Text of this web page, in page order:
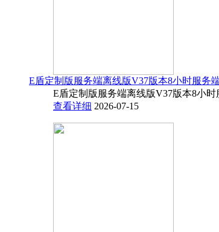
E盾定制版服务端离线版V37版本8小时服务
E盾定制版服务端离线版V37版本8小
查看详细 2026-07-15